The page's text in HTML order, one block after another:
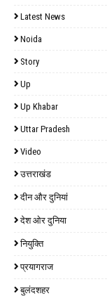
Latest News
Noida
Story
Up
Up Khabar
Uttar Pradesh
Video
उत्तराखंड
दीन और दुनियां
देश ओर दुनिया
नियुक्ति
प्रयागराज
बुलंदशहर